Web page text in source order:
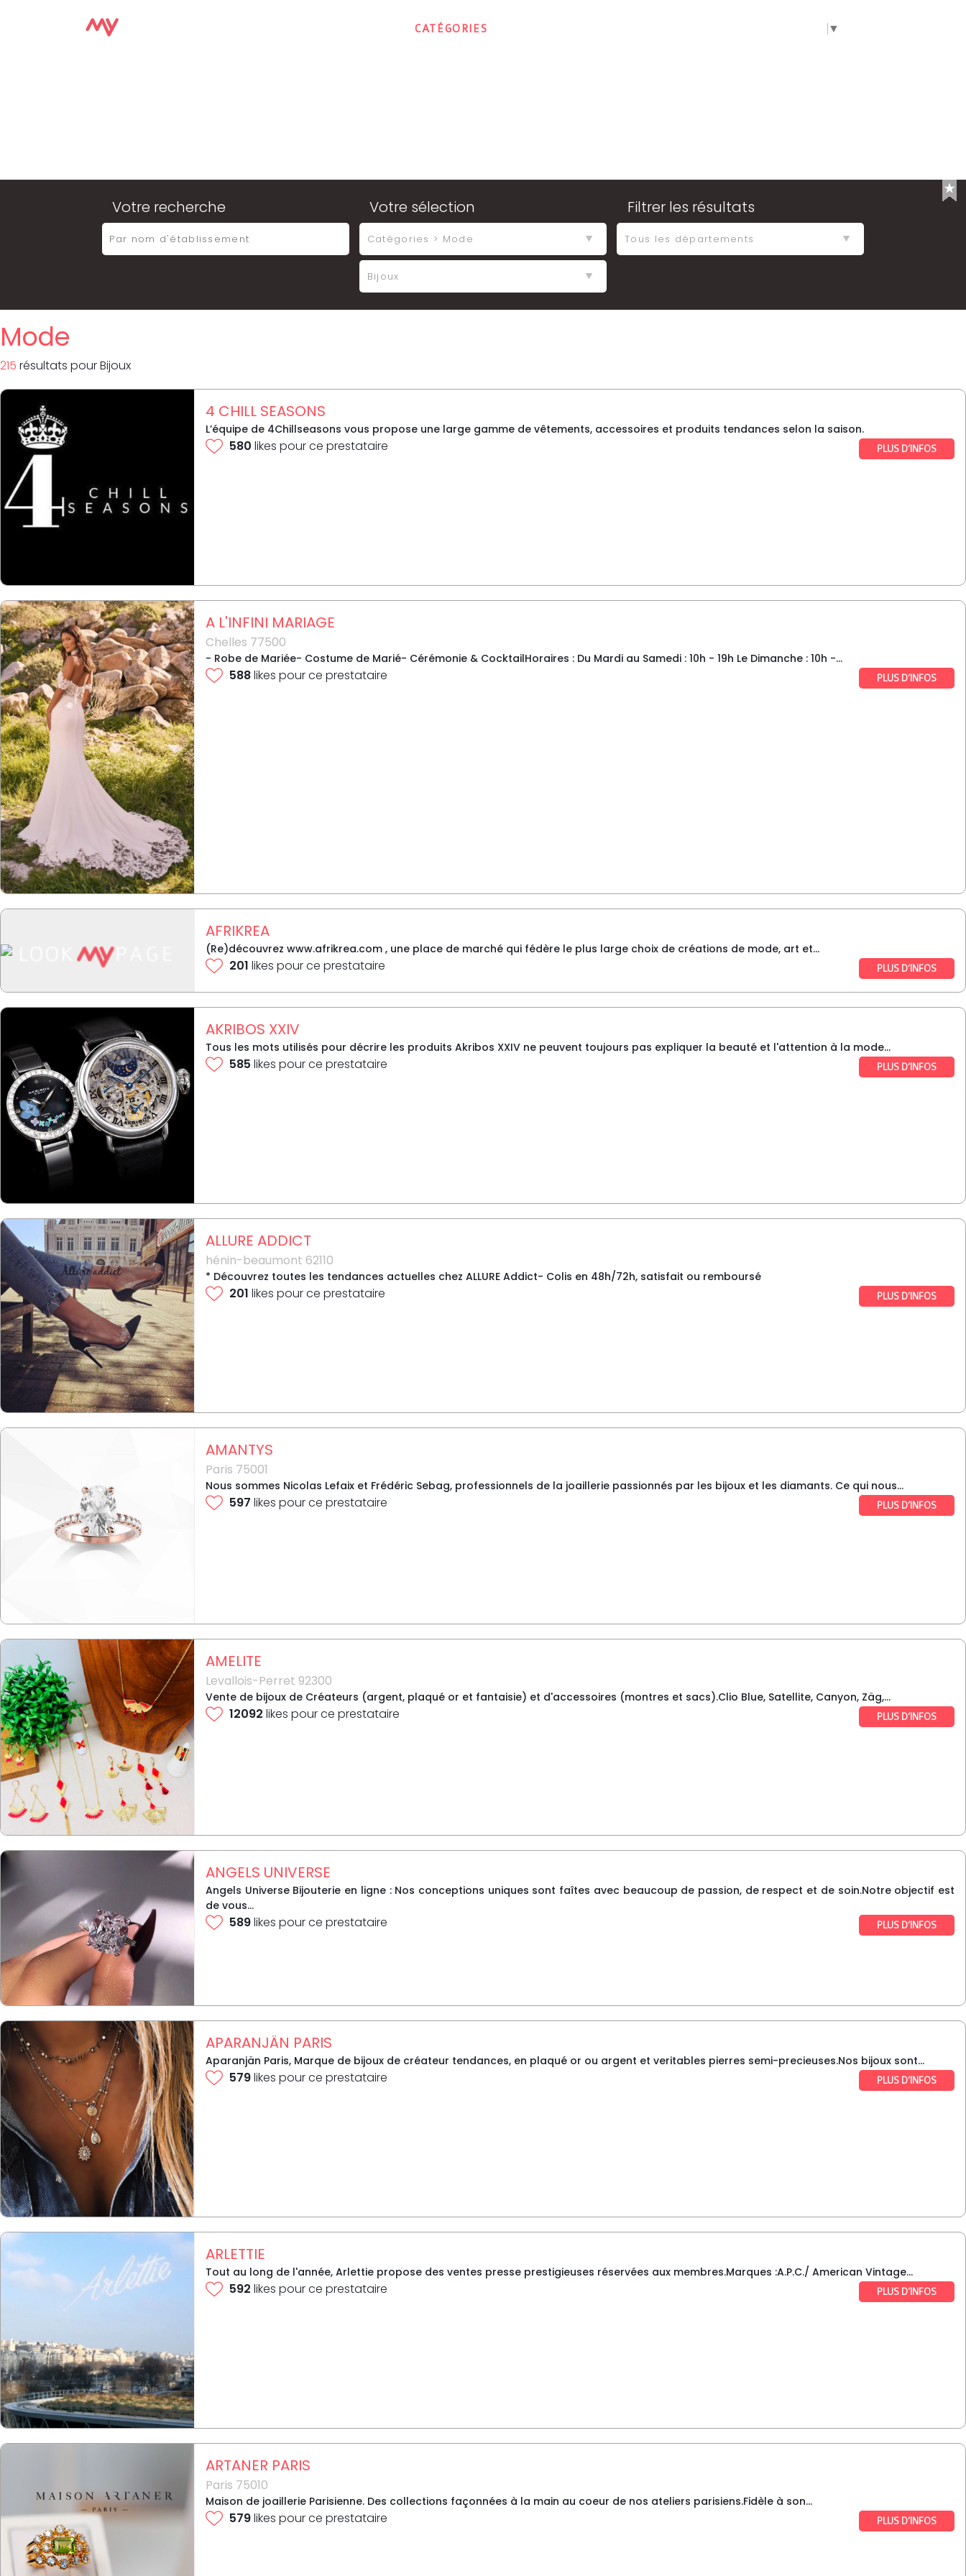
CATÉGORIES ▼
Votre recherche Votre sélection Filtrer les résultats
Mode
215 résultats pourBijoux
4 CHILL SEASONS
L’équipe de 4Chillseasons vous propose une large gamme de vêtements, accessoires et produits tendances selon la saison.
580 likes pour ce prestataire PLUS D’INFOS
A L'INFINI MARIAGE
Chelles 77500
- Robe de Mariée- Costume de Marié- Cérémonie & CocktailHoraires : Du Mardi au Samedi : 10h - 19h Le Dimanche : 10h -...
588likes pour ce prestataire PLUS D’INFOS
AFRIKREA
(Re)découvrez www.afrikrea.com , une place de marché qui fédère le plus large choix de créations de mode, art et...
201 likes pour ce prestataire PLUS D’INFOS
AKRIBOS XXIV
Tous les mots utilisés pour décrire les produits Akribos XXIV ne peuvent toujours pas expliquer la beauté et l'attention à la mode...
585 likes pour ce prestataire PLUS D’INFOS
ALLURE ADDICT
hénin-beaumont 62110
* Découvrez toutes les tendances actuelles chez ALLURE Addict- Colis en 48h/72h, satisfait ou remboursé
201 likes pour ce prestataire PLUS D’INFOS
AMANTYS
Paris 75001
Nous sommes Nicolas Lefaix et Frédéric Sebag, professionnels de la joaillerie passionnés par les bijoux et les diamants. Ce qui nous...
597 likes pour ce prestataire PLUS D’INFOS
AMELITE
Levallois-Perret 92300
Vente de bijoux de Créateurs (argent, plaqué or et fantaisie) et d'accessoires (montres et sacs).Clio Blue, Satellite, Canyon, Zäg,...
12092 likes pour ce prestataire PLUS D’INFOS
ANGELS UNIVERSE
Angels Universe Bijouterie en ligne : Nos conceptions uniques sont faîtes avec beaucoup de passion, de respect et de soin.Notre objectif est
de vous...
589likes pour ce prestataire PLUS D’INFOS
APARANJÄN PARIS
Aparanjän Paris, Marque de bijoux de créateur tendances, en plaqué or ou argent et veritables pierres semi-precieuses.Nos bijoux sont...
579likes pour ce prestataire PLUS D’INFOS
ARLETTIE
Tout au long de l'année, Arlettie propose des ventes presse prestigieuses réservées aux membres.Marques :A.P.C./ American Vintage...
592 likes pour ce prestataire PLUS D’INFOS
ARTANER PARIS
Paris 75010
Maison de joaillerie Parisienne. Des collections façonnées à la main au coeur de nos ateliers parisiens.Fidèle à son...
579likes pour ce prestataire PLUS D’INFOS